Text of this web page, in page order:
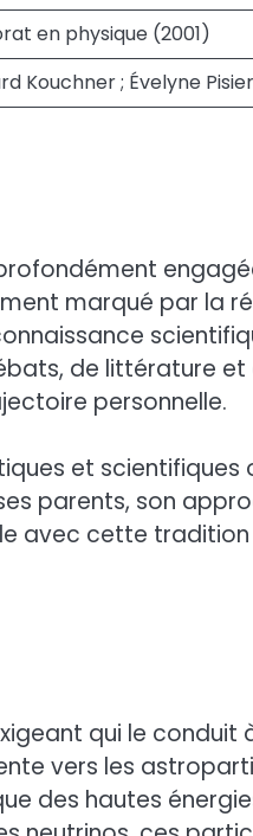
en physique (2001)
Kouchner ; Évelyne Pisier
marqué par la
de littérature et
personnelle.
et
parents, son
avec cette
qui le conduit
vers les
des hautes